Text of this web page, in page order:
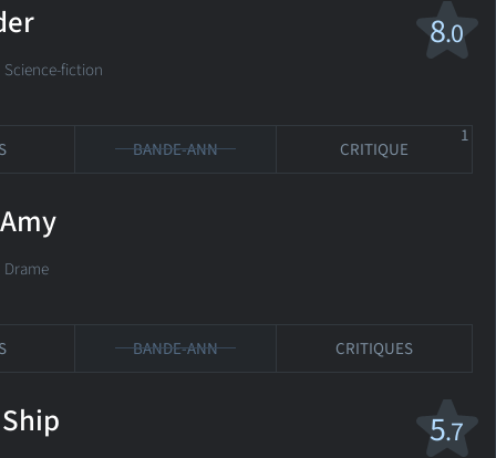
8.0
fiction
BANDE-ANN CRITIQUE
1
BANDE-ANN CRITIQUES
5.7